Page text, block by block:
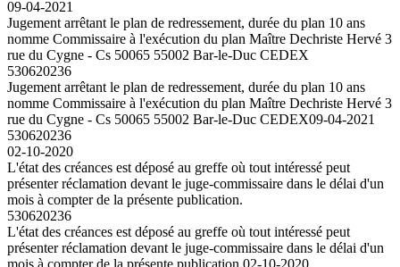
09-04-2021
Jugement arrêtant le plan de redressement, durée du plan 10 ans
nomme Commissaire à l'exécution du plan Maître Dechriste Hervé 3
rue du Cygne - Cs 50065 55002 Bar-le-Duc CEDEX
530620236
Jugement arrêtant le plan de redressement, durée du plan 10 ans
nomme Commissaire à l'exécution du plan Maître Dechriste Hervé 3
rue du Cygne - Cs 50065 55002 Bar-le-Duc CEDEX09-04-2021
530620236
02-10-2020
L'état des créances est déposé au greffe où tout intéressé peut
présenter réclamation devant le juge-commissaire dans le délai d'un
mois à compter de la présente publication.
530620236
L'état des créances est déposé au greffe où tout intéressé peut
présenter réclamation devant le juge-commissaire dans le délai d'un
mois à compter de la présente publication.02-10-2020